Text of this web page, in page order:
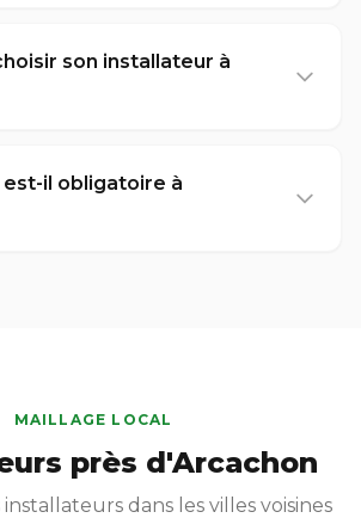
son installateur à
il obligatoire à
MAILLAGE LOCAL
près d'Arcachon
dans les villes voisines